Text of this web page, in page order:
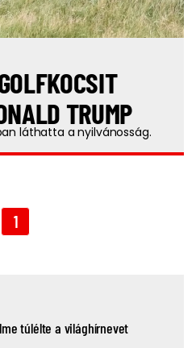
TRUMP
láthatta a nyilvánosság.
1
túlélte a világhírnevet